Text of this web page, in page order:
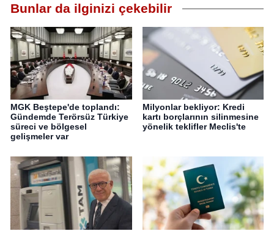
Bunlar da ilginizi çekebilir
MGK Beştepe'de toplandı:
Gündemde Terörsüz Türkiye
süreci ve bölgesel
gelişmeler var
Milyonlar bekliyor: Kredi
kartı borçlarının silinmesine
yönelik teklifler Meclis'te